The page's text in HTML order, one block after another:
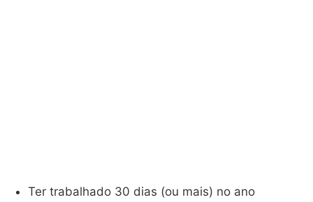
Ter trabalhado 30 dias (ou mais) no ano